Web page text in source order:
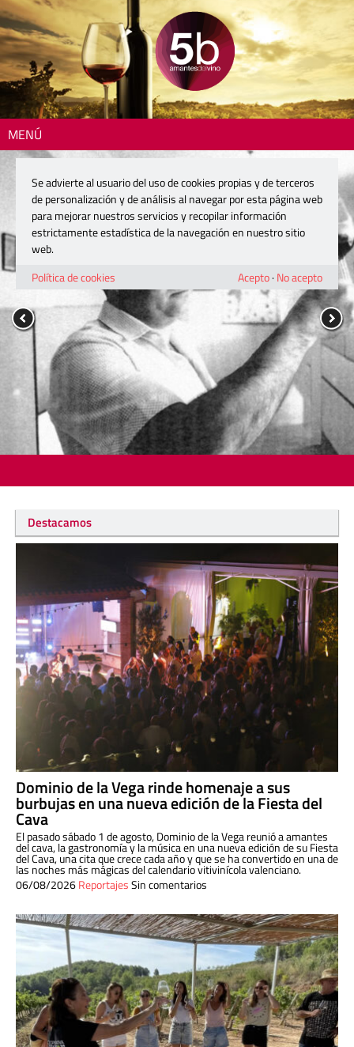
MENÚ
Destacamos
Dominio de la Vega rinde homenaje a sus
burbujas en una nueva edición de la Fiesta del
Cava
El pasado sábado 1 de agosto, Dominio de la Vega reunió a amantes
del cava, la gastronomía y la música en una nueva edición de su Fiesta
del Cava, una cita que crece cada año y que se ha convertido en una de
las noches más mágicas del calendario vitivinícola valenciano.
06/08/2026ReportajesSin comentarios
Se advierte al usuario del uso de cookies propias y de terceros
de personalización y de análisis al navegar por esta página web
para mejorar nuestros servicios y recopilar información
estrictamente estadística de la navegación en nuestro sitio
web.
Política de cookies
Acepto· No acepto